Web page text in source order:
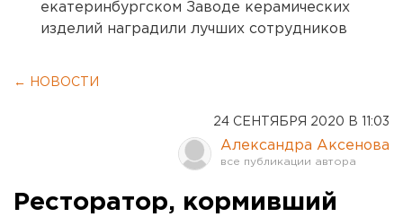
екатеринбургском Заводе керамических
изделий наградили лучших сотрудников
← НОВОСТИ
24 СЕНТЯБРЯ 2020 В 11:03
Александра Аксенова
Ресторатор, кормивший